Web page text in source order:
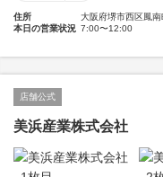
住所
大阪府堺市西区鳳
本日の営業状況 7:00〜12:00
店舗公式
美浜産業株式会社